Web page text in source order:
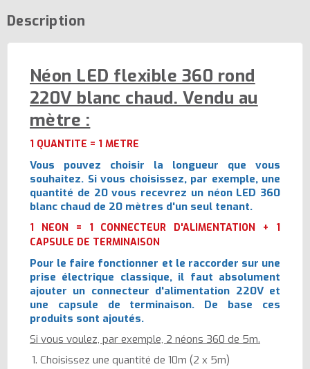
Description
Néon LED flexible 360 rond
220V blanc chaud. Vendu au
mètre :
1 QUANTITE = 1 METRE
Vous pouvez choisir la longueur que vous
souhaitez. Si vous choisissez, par exemple, une
quantité de 20 vous recevrez un néon LED 360
blanc chaud de 20 mètres d'un seul tenant.
1 NEON = 1 CONNECTEUR D'ALIMENTATION + 1
CAPSULE DE TERMINAISON
Pour le faire fonctionner et le raccorder sur une
prise électrique classique, il faut absolument
ajouter un connecteur d'alimentation 220V et
une capsule de terminaison. De base ces
produits sont ajoutés.
Si vous voulez, par exemple, 2 néons 360 de 5m.
Choisissez une quantité de 10m (2 x 5m)